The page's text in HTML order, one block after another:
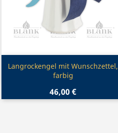
Vorschau
Langrockengel mit Wunschzettel,
farbig
46,00 €